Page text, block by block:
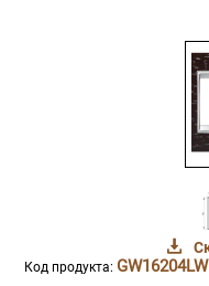
Код продукта: GW16204LW